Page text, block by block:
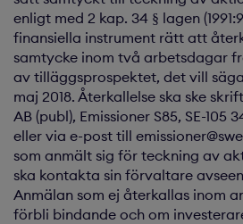
enligt med 2 kap. 34 § lagen
finansiella instrument rätt att
samtycke inom två arbetsdagar
av tilläggsprospektet, det vill
maj 2018. Återkallelse ska ske
AB (publ), Emissioner S85, SE-105
eller via e-post till
som anmält sig för teckning av
ska kontakta sin förvaltare
Anmälan som ej återkallas inom
förbli bindande och om